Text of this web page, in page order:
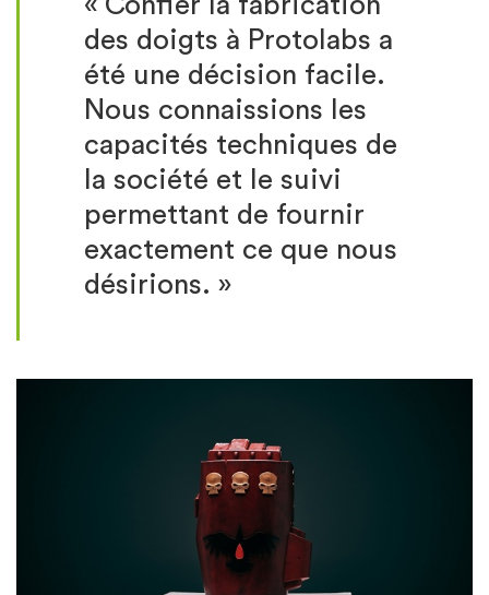
des doigts à Protolabs a
été une décision facile.
Nous connaissions les
capacités techniques de
la société et le suivi
permettant de fournir
exactement ce que nous
désirions. »